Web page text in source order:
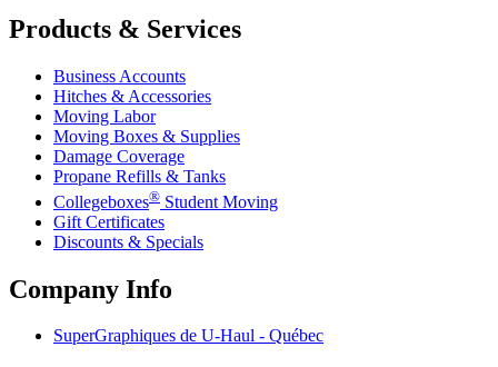
Products & Services
Business Accounts
Hitches & Accessories
Moving Labor
Moving Boxes & Supplies
Damage Coverage
Propane Refills & Tanks
Collegeboxes® Student Moving
Gift Certificates
Discounts & Specials
Company Info
SuperGraphiques de U-Haul - Québec